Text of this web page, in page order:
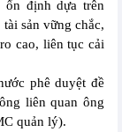
ổn định dựa trên
sản vững chắc,
cao, liên tục cải
phê duyệt đề
liên quan ông
quản lý).